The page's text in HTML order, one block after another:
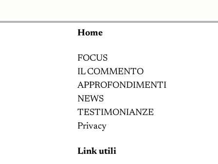
Home
FOCUS
IL COMMENTO
APPROFONDIMENTI
NEWS
TESTIMONIANZE
Privacy
Link utili